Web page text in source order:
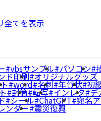
全てを表示
vbsサンプル パソコン
ド印刷 オリジナルグッズ
word 名刺 年賀状 初
封筒 転写 インレタ デ
シール ChatGPT 宛名
ンダー 震災復興